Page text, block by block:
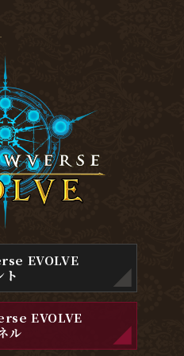
EVOLVE
ト
EVOLVE
ル